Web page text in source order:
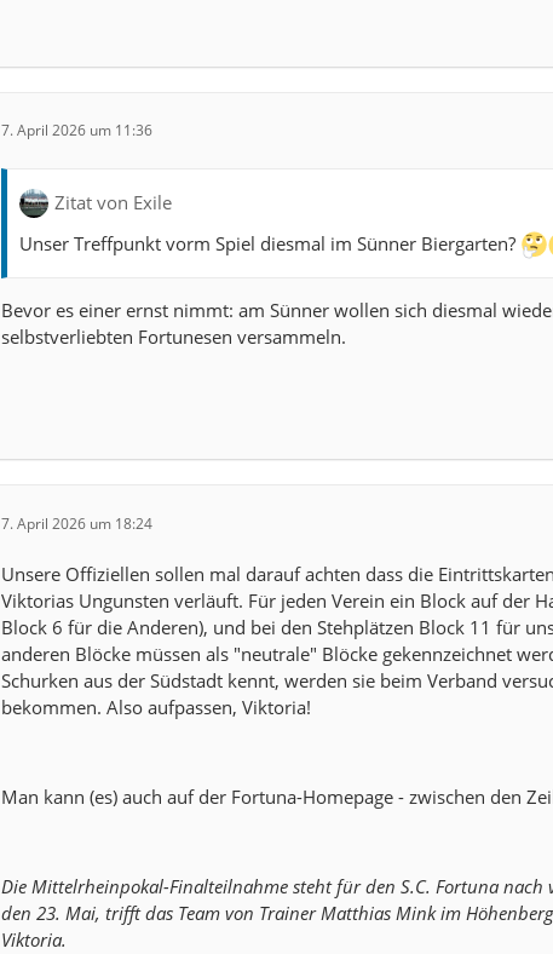
7. April 2026 um 11:36
Zitat von Exile
Unser Treffpunkt vorm Spiel diesmal im Sünner Biergarten?
Bevor es einer ernst nimmt: am Sünner wollen sich diesmal
selbstverliebten Fortunesen versammeln.
7. April 2026 um 18:24
Unsere Offiziellen sollen mal darauf achten dass die
Viktorias Ungunsten verläuft. Für jeden Verein ein Block auf der
Block 6 für die Anderen), und bei den Stehplätzen Block 11 für
anderen Blöcke müssen als "neutrale" Blöcke gekennzeichnet
Schurken aus der Südstadt kennt, werden sie beim Verband
bekommen. Also aufpassen, Viktoria!
Man kann (es) auch auf der Fortuna-Homepage - zwischen den
Die Mittelrheinpokal-Finalteilnahme steht für den S.C. Fortuna nach
den 23. Mai, trifft das Team von Trainer Matthias Mink im
Viktoria.